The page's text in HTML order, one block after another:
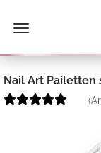
Nail Art Pailetten